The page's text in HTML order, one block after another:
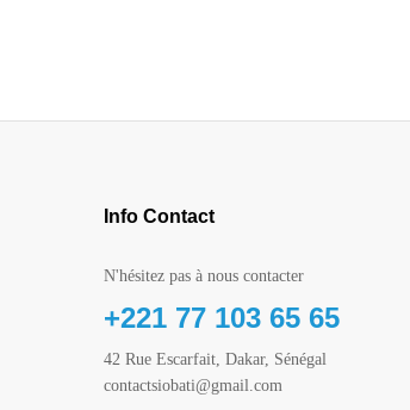
Info Contact
N'hésitez pas à nous contacter
+221 77 103 65 65
42 Rue Escarfait, Dakar, Sénégal
contactsiobati@gmail.com